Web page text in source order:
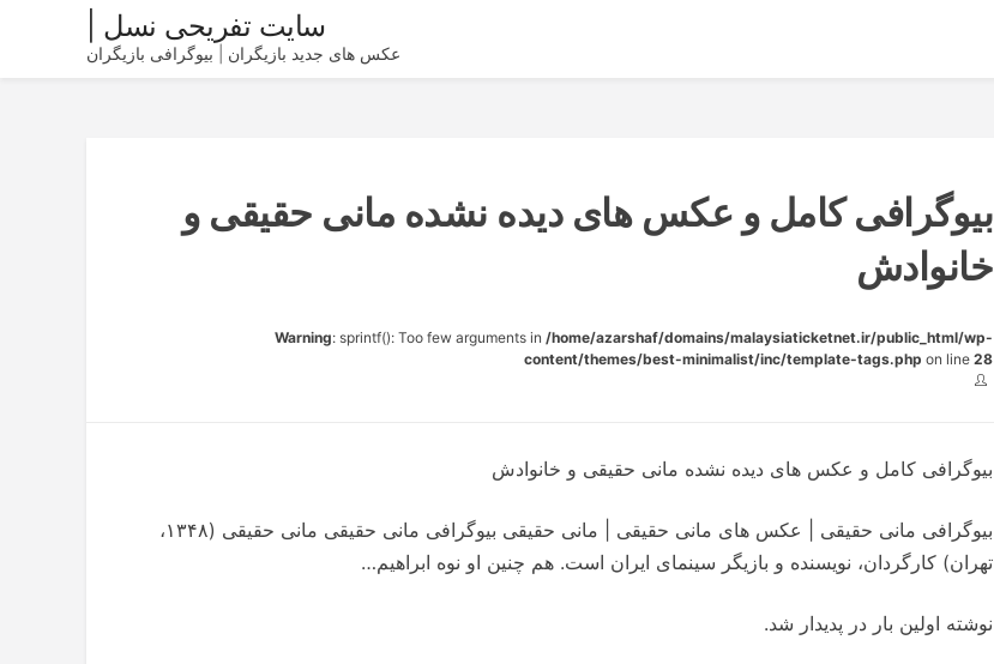
سایت تفریحی نسل |
عکس های جدید بازیگران | بیوگرافی بازیگران
بیوگرافی کامل و عکس های دیده نشده مانی حقیقی و
خانوادش
Warning: sprintf(): Too few arguments in /home/azarshaf/domains/malaysiaticketnet.ir/public_html/wp-
content/themes/best-minimalist/inc/template-tags.php on line 28
بیوگرافی کامل و عکس های دیده نشده مانی حقیقی و خانوادش
بیوگرافی مانی حقیقی | عکس های مانی حقیقی | مانی حقیقی بیوگرافی مانی حقیقی مانی حقیقی (۱۳۴۸،
تهران) کارگردان، نویسنده و بازیگر سینمای ایران است. هم چنین او نوه ابراهیم…
نوشته اولین بار در پدیدار شد.